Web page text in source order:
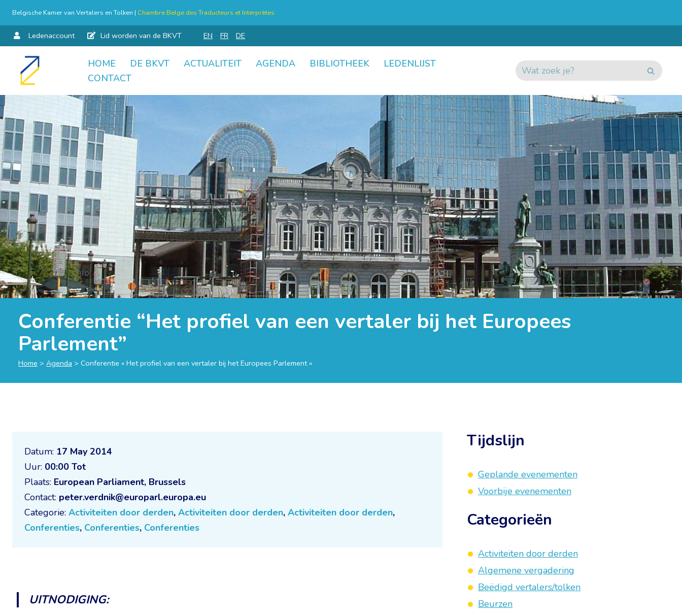
Belgische Kamer van Vertalers en Tolken | Chambre Belge des Traducteurs et Interprètes
Ledenaccount Lid worden van de BKVT EN FR DE
Skip
HOME DE BKVT ACTUALITEIT AGENDA BIBLIOTHEEK
LEDENLIJST
CONTACT
Conferentie “Het profiel van een vertaler bij het Europees
Parlement”
Home > Agenda > Conferentie « Het profiel van een vertaler bij het Europees Parlement »
Datum: 17 May 2014
Uur: 00:00 Tot
Plaats: European Parliament, Brussels
Contact: peter.verdnik@europarl.europa.eu
Categorie: Activiteiten door derden, Activiteiten door derden, Activiteiten door derden,
Conferenties, Conferenties, Conferenties
UITNODIGING:
Tijdslijn
Geplande evenementen
Voorbije evenementen
Categorieën
Activiteiten door derden
Algemene vergadering
Beëdigd vertalers/tolken
Beurzen